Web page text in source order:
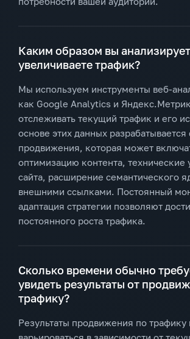
Каким образом вы
увеличиваете трафик?
Мы используем инструменты веб-
как Google Analytics и
отслеживать текущий трафик и его
основе этих данных разрабатывается
продвижения, которая может
оптимизацию контента, технические
сайта, расширение семантического
внешними ссылками. Постоянный
адаптация стратегии позволяют
постоянного роста трафика.
Сколько времени обычно
увидеть результаты от
трафику?
Результаты продвижения по трафику